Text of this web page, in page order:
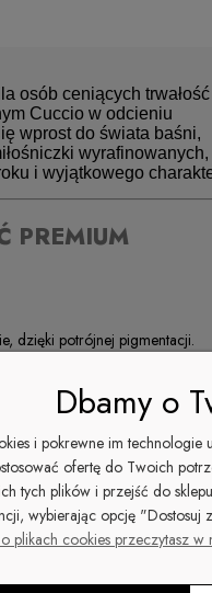
osób ceniących trwałość
Cuccio w odcieniu
wprost do świata baśni,
wyrafinowanych,
i wyjątkowego
PREMIUM
dzięki potrójnej pigmentacji.
i ścieranie.
do końca.
topy i nabłyszczacze.
europejskie.
użyj cążki do usunięcia
Dbamy o
i pokrewne im technologie
ofertę do Twoich
tych plików i przejść do
wybierając opcję "Dostosuj
plikach cookies przeczytasz w